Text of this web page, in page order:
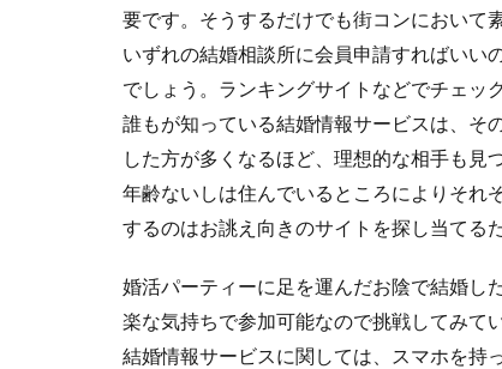
要です。そうするだけでも街コンにおいて
いずれの結婚相談所に会員申請すればいい
でしょう。ランキングサイトなどでチェッ
誰もが知っている結婚情報サービスは、そ
した方が多くなるほど、理想的な相手も見
年齢ないしは住んでいるところによりそれ
するのはお誂え向きのサイトを探し当てる
婚活パーティーに足を運んだお陰で結婚し
楽な気持ちで参加可能なので挑戦してみて
結婚情報サービスに関しては、スマホを持